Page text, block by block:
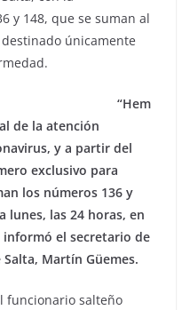
y 148, que se suman al
únicamente
“Hem
de la atención
y a partir del
exclusivo para
los números 136 y
lunes, las 24 horas, en
el secretario de
Martín Güemes.
funcionario salteño